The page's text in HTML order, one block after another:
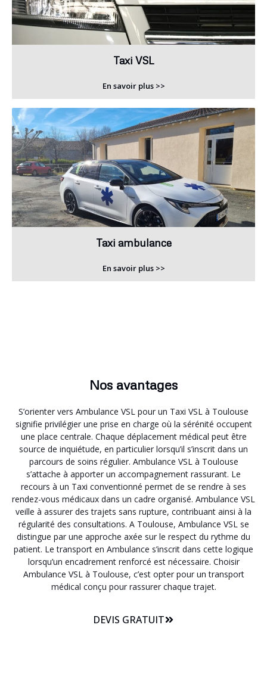
Taxi VSL
En savoir plus >>
Taxi ambulance
En savoir plus >>
Nos avantages
S’orienter vers Ambulance VSL pour un Taxi VSL à Toulouse
signifie privilégier une prise en charge où la sérénité occupent
une place centrale. Chaque déplacement médical peut être
source de inquiétude, en particulier lorsqu’il s’inscrit dans un
parcours de soins régulier. Ambulance VSL à Toulouse
s’attache à apporter un accompagnement rassurant. Le
recours à un Taxi conventionné permet de se rendre à ses
rendez-vous médicaux dans un cadre organisé. Ambulance VSL
veille à assurer des trajets sans rupture, contribuant ainsi à la
régularité des consultations. A Toulouse, Ambulance VSL se
distingue par une approche axée sur le respect du rythme du
patient. Le transport en Ambulance s’inscrit dans cette logique
lorsqu’un encadrement renforcé est nécessaire. Choisir
Ambulance VSL à Toulouse, c’est opter pour un transport
médical conçu pour rassurer chaque trajet.
DEVIS GRATUIT